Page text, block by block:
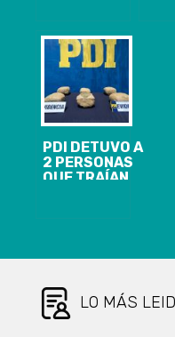
PROVINCIA DE
CONCEPCIÓN
PDI DETUVO A
2 PERSONAS
QUE TRAÍAN
LO MÁS